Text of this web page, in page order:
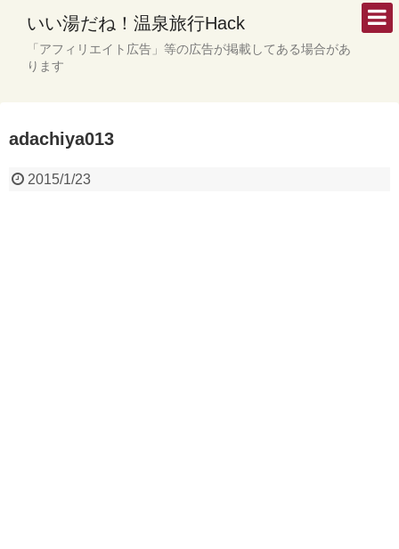
いい湯だね！温泉旅行Hack
「アフィリエイト広告」等の広告が掲載してある場合があ
ります
adachiya013
2015/1/23